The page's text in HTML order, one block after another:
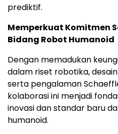
prediktif.
Memperkuat Komitmen
Bidang Robot Humanoid
Dengan memadukan
dalam riset robotika,
serta pengalaman
kolaborasi ini menjadi
inovasi dan standar baru
humanoid.